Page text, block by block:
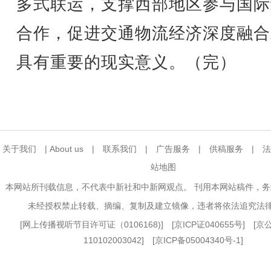
多式联运，支撑西部地区参与国
合作，促进交通物流经济深度融
具有重要的现实意义。（完）
关于我们 | About us | 联系我们 | 广告服务 | 供稿服务 |
站地图
本网站所刊载信息，不代表中新社和中新网观点。 刊用本网站稿件，
未经授权禁止转载、摘编、复制及建立镜像，违者将依法追究法
[网上传播视听节目许可证（0106168)] [京ICP证040655号] [京
110102003042] [京ICP备05004340号-1]